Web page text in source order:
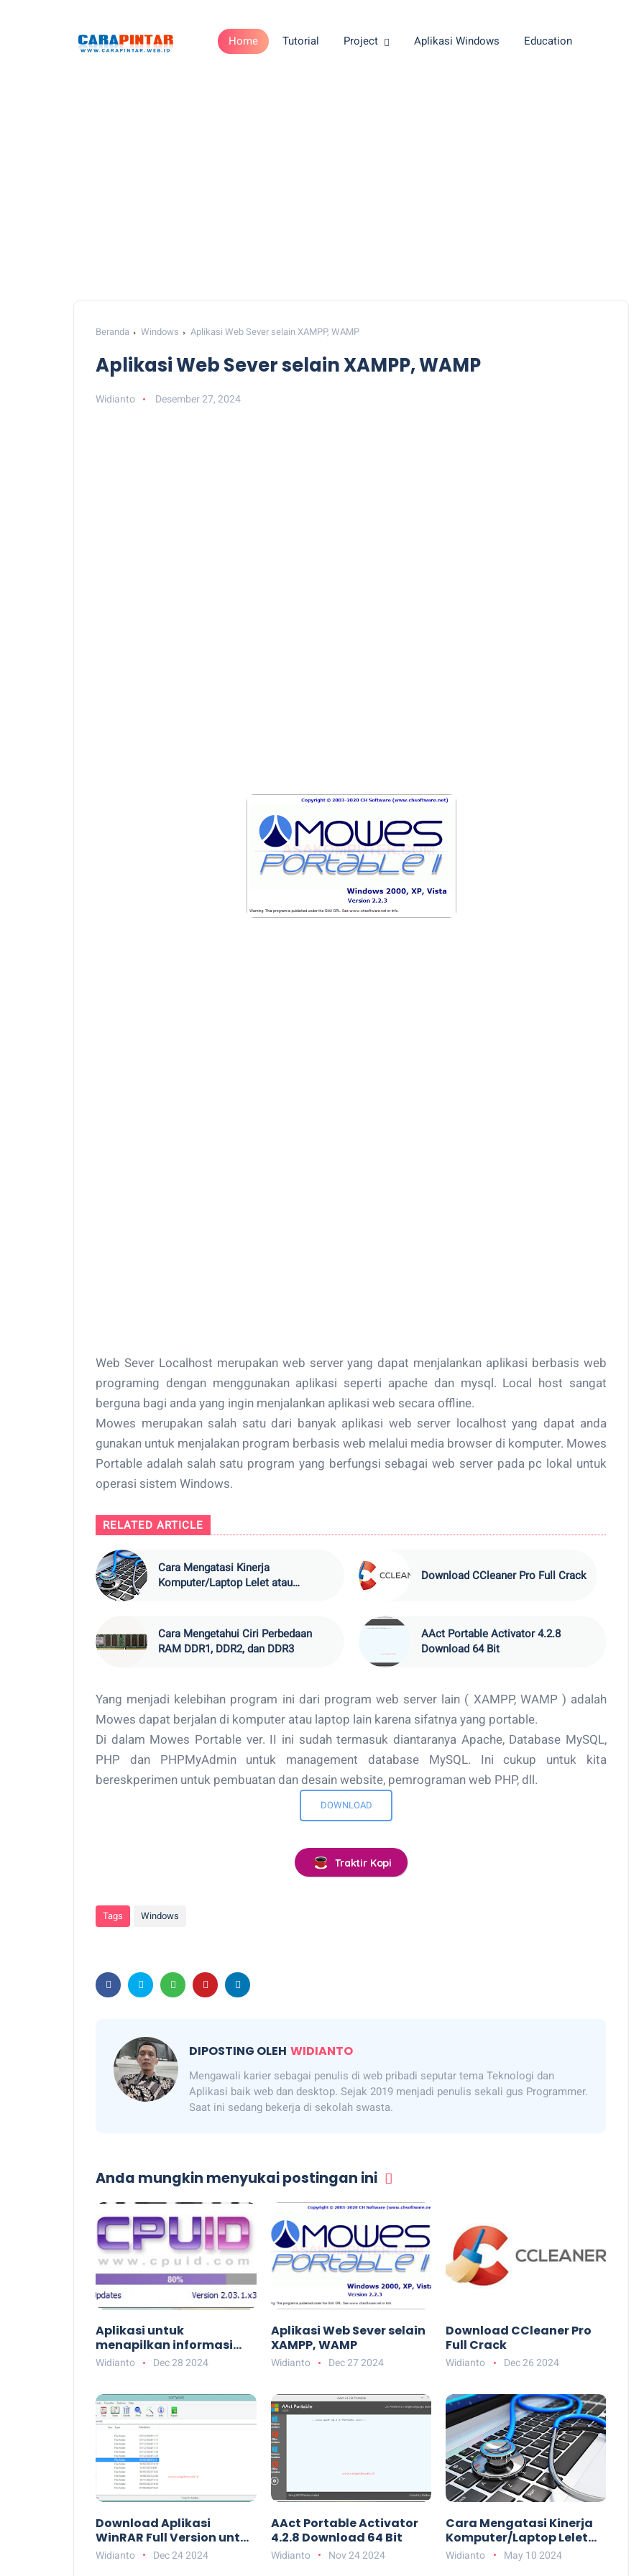
Home Tutorial Project Aplikasi Windows Education
Beranda Windows Aplikasi Web Sever selain XAMPP, WAMP
Aplikasi Web Sever selain XAMPP, WAMP
Widianto Desember 27, 2024
Web Sever Localhost merupakan web server yang dapat menjalankan aplikasi berbasis web
programing dengan menggunakan aplikasi seperti apache dan mysql. Local host sangat
berguna bagi anda yang ingin menjalankan aplikasi web secara offline.
Mowes merupakan salah satu dari banyak aplikasi web server localhost yang dapat anda
gunakan untuk menjalakan program berbasis web melalui media browser di komputer. Mowes
Portable adalah salah satu program yang berfungsi sebagai web server pada pc lokal untuk
operasi sistem Windows.
RELATED ARTICLE
Cara Mengatasi Kinerja
Komputer/Laptop Lelet atau
Download CCleaner Pro Full Crack
Cara Mengetahui Ciri Perbedaan
RAM DDR1, DDR2, dan DDR3
AAct Portable Activator 4.2.8
Download 64 Bit
Yang menjadi kelebihan program ini dari program web server lain ( XAMPP, WAMP ) adalah
Mowes dapat berjalan di komputer atau laptop lain karena sifatnya yang portable.
Di dalam Mowes Portable ver. II ini sudah termasuk diantaranya Apache, Database MySQL,
PHP dan PHPMyAdmin untuk management database MySQL. Ini cukup untuk kita
bereskperimen untuk pembuatan dan desain website, pemrograman web PHP, dll.
DOWNLOAD
Traktir Kopi
Tags Windows
DIPOSTING OLEH WIDIANTO
Mengawali karier sebagai penulis di web pribadi seputar tema Teknologi dan
Aplikasi baik web dan desktop. Sejak 2019 menjadi penulis sekali gus Programmer.
Saat ini sedang bekerja di sekolah swasta.
Anda mungkin menyukai postingan ini
Aplikasi untuk
menapilkan informasi
perangkat keras
Widianto Dec 28 2024
Aplikasi Web Sever selain
XAMPP, WAMP
Widianto Dec 27 2024
Download CCleaner Pro
Full Crack
Widianto Dec 26 2024
Download Aplikasi
WinRAR Full Version untuk
Ekstrak File RAR dan ZIP di
Widianto Dec 24 2024
AAct Portable Activator
4.2.8 Download 64 Bit
Widianto Nov 24 2024
Cara Mengatasi Kinerja
Komputer/Laptop Lelet
atau Lambat.
Widianto May 10 2024